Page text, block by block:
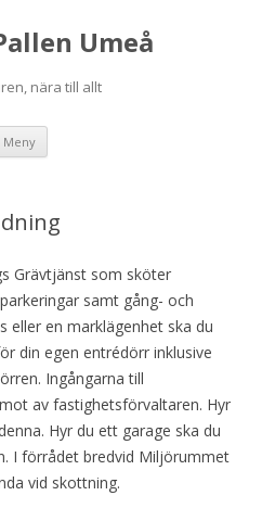
Umeå
nära till allt
Meny
Grävtjänst som sköter
samt gång- och
en marklägenhet ska du
din egen entrédörr inklusive
Ingångarna till
av fastighetsförvaltaren. Hyr
Hyr du ett garage ska du
I förrådet bredvid Miljörummet
vid skottning.